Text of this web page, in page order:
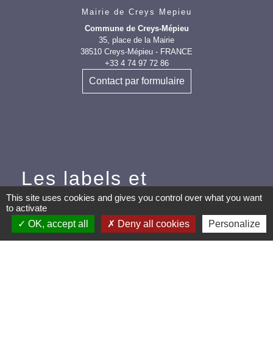
Mairie de Creys Mepieu
Commune de Creys-Mépieu
35, place de la Mairie
38510 Creys-Mépieu - FRANCE
+33 4 74 97 72 86
Contact par formulaire
Les labels et
applications
PanneauPocket (Téléchargez
This site uses cookies and gives you control over what you want
to activate
OK, accept all
Deny all cookies Personalize